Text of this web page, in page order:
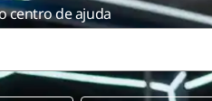
centro de ajuda